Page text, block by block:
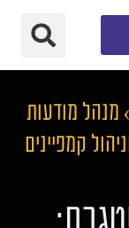
מנהל מודעות
קמפיינים